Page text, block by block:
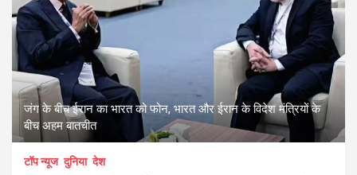
जंग के बीच ईरान का भारत को फोन, भारत और ईरान के विदेश मंत्रियों के
बीच अहम बातचीत
टॉप न्यूज दुनिया देश